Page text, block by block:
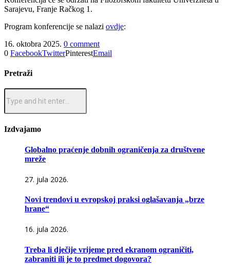
Sarajevu, Franje Račkog 1.
Program konferencije se nalazi ovdje:
16. oktobra 2025. 0 comment
0 FacebookTwitterPinterestEmail
Pretraži
Izdvajamo
Globalno praćenje dobnih ograničenja za društvene
mreže
27. jula 2026.
Novi trendovi u evropskoj praksi oglašavanja „brze
hrane“
16. jula 2026.
Treba li dječije vrijeme pred ekranom ograničiti,
zabraniti ili je to predmet dogovora?